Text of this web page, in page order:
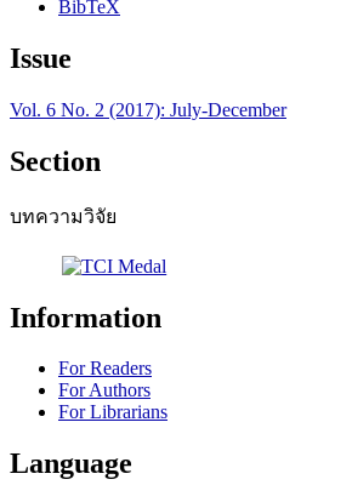
BibTeX
Issue
Vol. 6 No. 2 (2017): July-December
Section
บทความวิจัย
Information
For Readers
For Authors
For Librarians
Language